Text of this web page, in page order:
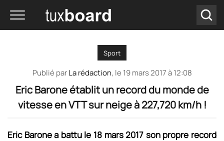
Sport
Publié parLa rédaction, le 19 mars 2017 à 12:08
Eric Barone établit un record du monde de
vitesse en VTT sur neige à 227,720 km/h !
Eric Barone a battu le 18 mars 2017 son propre record